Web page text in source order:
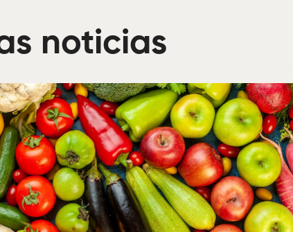
noticias